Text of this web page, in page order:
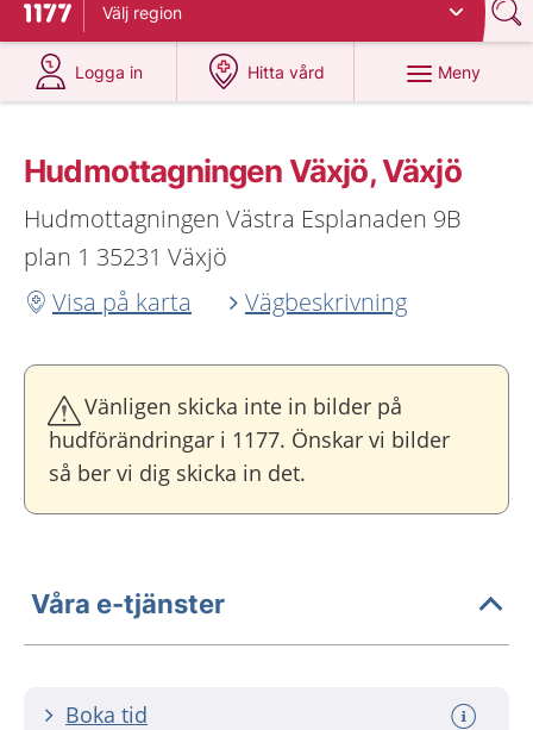
Till startsidan för 1177
Välj region
Logga in
på 1177.se
Hitta vård
på 1177.se
Meny
Hudmottagningen Växjö, Växjö
Hudmottagningen Västra Esplanaden 9B
plan 1 35231 Växjö
Visa på karta
Vägbeskrivning
Vänligen skicka inte in bilder på
hudförändringar i 1177. Önskar vi bilder
så ber vi dig skicka in det.
Våra e-tjänster
Boka tid